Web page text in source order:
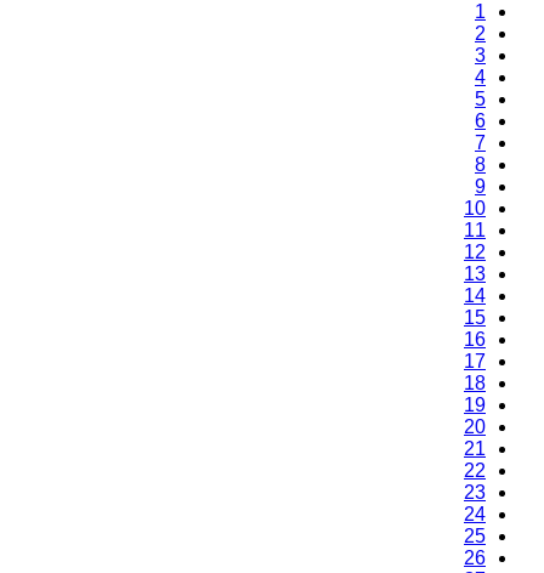
1
2
3
4
5
6
7
8
9
10
11
12
13
14
15
16
17
18
19
20
21
22
23
24
25
26